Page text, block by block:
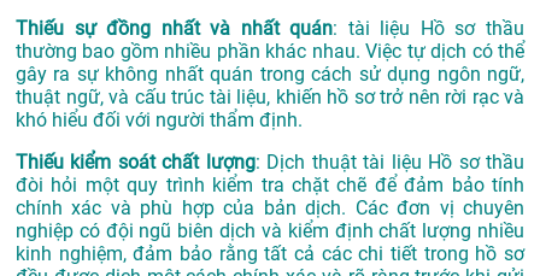
Thiếu sự đồng nhất và nhất quán: tài liệu Hồ sơ thầu
thường bao gồm nhiều phần khác nhau. Việc tự dịch có thể
gây ra sự không nhất quán trong cách sử dụng ngôn ngữ,
thuật ngữ, và cấu trúc tài liệu, khiến hồ sơ trở nên rời rạc và
khó hiểu đối với người thẩm định.
Thiếu kiểm soát chất lượng: Dịch thuật tài liệu Hồ sơ thầu
đòi hỏi một quy trình kiểm tra chặt chẽ để đảm bảo tính
chính xác và phù hợp của bản dịch. Các đơn vị chuyên
nghiệp có đội ngũ biên dịch và kiểm định chất lượng nhiều
kinh nghiệm, đảm bảo rằng tất cả các chi tiết trong hồ sơ